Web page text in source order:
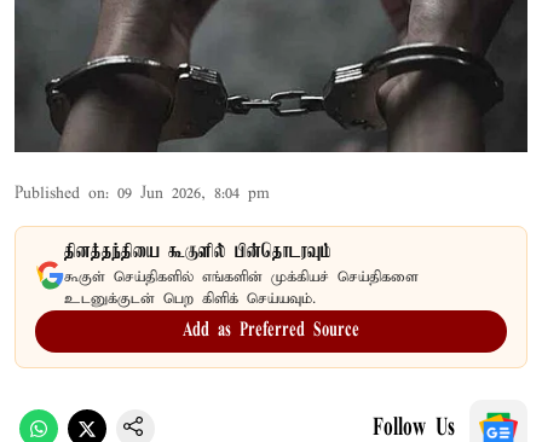
Published on: 09 Jun 2026, 8:04 pm
தினத்தந்தியை கூகுளில் பின்தொடரவும்
கூகுள் செய்திகளில் எங்களின் முக்கியச் செய்திகளை
உடனுக்குடன் பெற கிளிக் செய்யவும்.
Add as Preferred Source
Follow Us